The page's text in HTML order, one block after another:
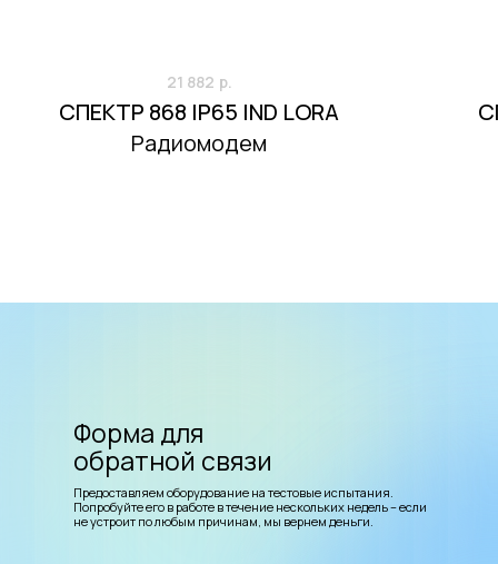
21 882 р.
СПЕКТР 868 IP65 IND LORA
Радиомодем
Предоставляем оборудование на тестовые испытания.
Попробуйте его в работе в течение нескольких недель – если
не устроит по любым причинам, мы вернем деньги.
Форма для
обратной связи